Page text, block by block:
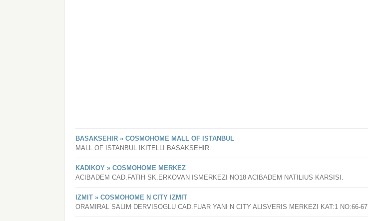
BASAKSEHIR » COSMOHOME MALL OF ISTANBUL
MALL OF ISTANBUL IKITELLI BASAKSEHIR.
KADIKOY » COSMOHOME MERKEZ
ACIBADEM CAD.FATIH SK.ERKOVAN ISMERKEZI NO18 ACIBADEM NATILIUS KARSISI.
IZMIT » COSMOHOME N CITY IZMIT
ORAMIRAL SALIM DERVISOGLU CAD.FUAR YANI N CITY ALISVERIS MERKEZI KAT:1 NO:66-67